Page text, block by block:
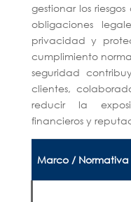
gestionar los
obligaciones
privacidad y
cumplimiento
seguridad
clientes,
reducir la
financieros y
Marco / Normativa